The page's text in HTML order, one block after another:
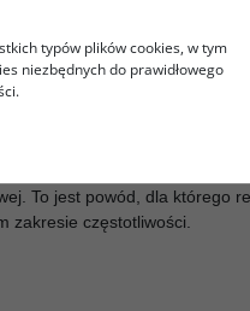
w kolumnach DIY
To jest powód, dla którego
zakresie częstotliwości.
typów plików cookies, w tym
niezbędnych do prawidłowego